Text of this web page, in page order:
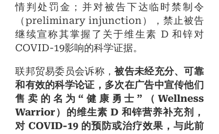
情判处罚金；并对被告下达临时禁制令
（preliminary injunction），禁止被告
继续宣称其掌握了关于维生素 D 和锌对
COVID-19影响的科学证据。
联邦贸易委员会诉称，被告未经充分、可靠
和有效的科学论证，多次在广告中宣传他们
售卖的名为“健康勇士”（Wellness
Warrior）的维生素 D 和锌营养补充剂，
对 COVID-19 的预防或治疗效果，与此前